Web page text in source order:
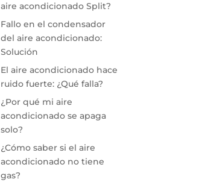
aire acondicionado Split?
Fallo en el condensador
del aire acondicionado:
Solución
El aire acondicionado hace
ruido fuerte: ¿Qué falla?
¿Por qué mi aire
acondicionado se apaga
solo?
¿Cómo saber si el aire
acondicionado no tiene
gas?